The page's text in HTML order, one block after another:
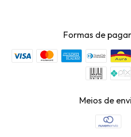
Formas de
Meios de